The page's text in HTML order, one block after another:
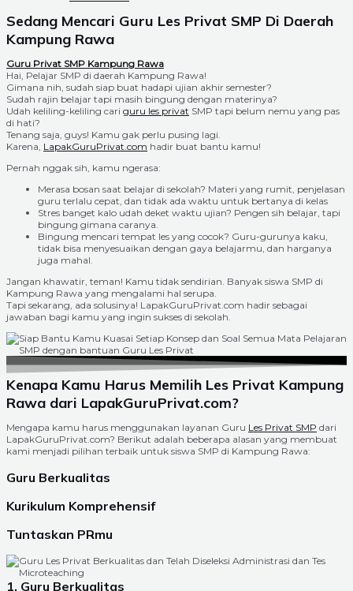
Sedang Mencari Guru Les Privat SMP Di Daerah
Kampung Rawa
Guru Privat SMP Kampung Rawa
Hai, Pelajar SMP di daerah Kampung Rawa!
Gimana nih, sudah siap buat hadapi ujian akhir semester?
Sudah rajin belajar tapi masih bingung dengan materinya?
Udah keliling-keliling cari guru les privat SMP tapi belum nemu yang pas
di hati?
Tenang saja, guys! Kamu gak perlu pusing lagi.
Karena, LapakGuruPrivat.com hadir buat bantu kamu!
Pernah nggak sih, kamu ngerasa:
Merasa bosan saat belajar di sekolah? Materi yang rumit, penjelasan
guru terlalu cepat, dan tidak ada waktu untuk bertanya di kelas
Stres banget kalo udah deket waktu ujian? Pengen sih belajar, tapi
bingung gimana caranya.
Bingung mencari tempat les yang cocok? Guru-gurunya kaku,
tidak bisa menyesuaikan dengan gaya belajarmu, dan harganya
juga mahal.
Jangan khawatir, teman! Kamu tidak sendirian. Banyak siswa SMP di
Kampung Rawa yang mengalami hal serupa.
Tapi sekarang, ada solusinya! LapakGuruPrivat.com hadir sebagai
jawaban bagi kamu yang ingin sukses di sekolah.
Kenapa Kamu Harus Memilih Les Privat Kampung
Rawa dari LapakGuruPrivat.com?
Mengapa kamu harus menggunakan layanan Guru Les Privat SMP dari
LapakGuruPrivat.com? Berikut adalah beberapa alasan yang membuat
kami menjadi pilihan terbaik untuk siswa SMP di Kampung Rawa:
Guru Berkualitas
Kurikulum Komprehensif
Tuntaskan PRmu
1. Guru Berkualitas